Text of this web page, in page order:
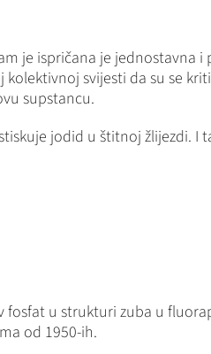
je ispričana je jednostavna i
svijesti da su se
supstancu.
jodid u štitnoj žlijezdi. I
u strukturi zuba u
od 1950-ih.